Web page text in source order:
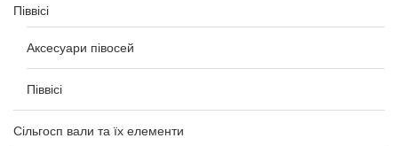
Піввісі
Аксесуари півосей
Піввісі
Сільгосп вали та їх елементи